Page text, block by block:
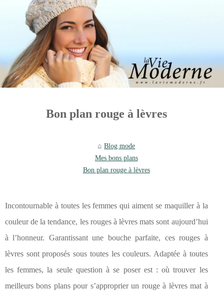
Bon plan rouge à lèvres
Blog mode
Mes bons plans
Bon plan rouge à lèvres
Incontournable à toutes les femmes qui aiment se maquiller à la
couleur de la tendance, les rouges à lèvres mats sont aujourd’hui
à l’honneur. Garantissant une bouche parfaite, ces rouges à
lèvres sont proposés sous toutes les couleurs. Adaptée à toutes
les femmes, la seule question à se poser est : où trouver les
meilleurs bons plans pour s’approprier un rouge à lèvres mat à